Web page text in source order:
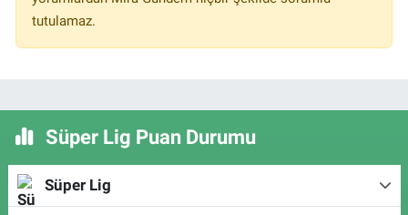
tutulamaz.
Süper Lig Puan Durumu
Süper Lig